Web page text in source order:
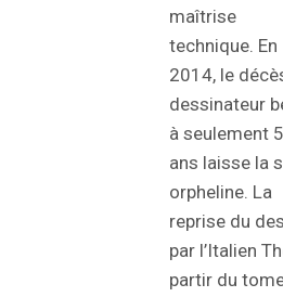
maîtrise
technique. En
2014, le
dessinateur
à seulement
ans laisse la
orpheline. La
reprise du
par l’Italien
partir du